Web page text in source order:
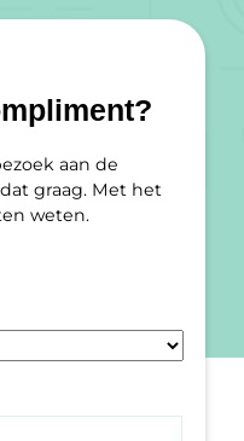
aan de
graag. Met het
weten.